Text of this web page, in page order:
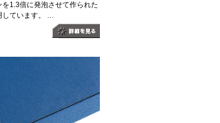
1.3倍に発泡させて作られた
しています。 …